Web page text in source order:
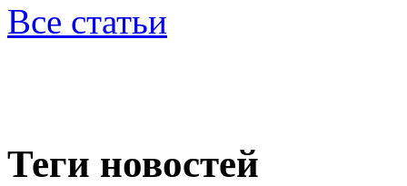
Все статьи
Теги новостей